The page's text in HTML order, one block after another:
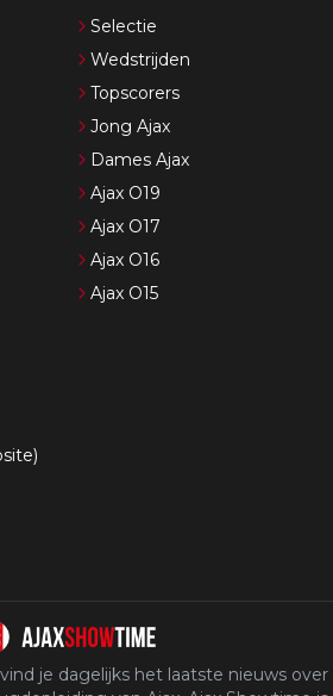
Selectie
Wedstrijden
Topscorers
Jong Ajax
Dames Ajax
Ajax O19
Ajax O17
Ajax O16
Ajax O15
je dagelijks het laatste nieuws over